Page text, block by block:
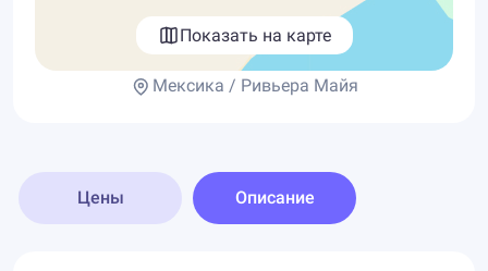
Показать на карте
Мексика / Ривьера Майя
Цены Описание